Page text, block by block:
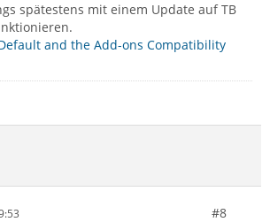
spätestens mit einem Update auf TB
and the Add-ons Compatibility
#8